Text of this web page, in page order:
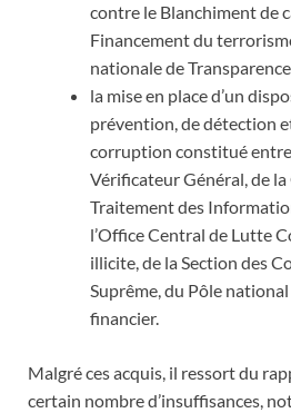
contre le Blanchiment de
Financement du
nationale de
la mise en place d’un
prévention, de détection
corruption constitué
Vérificateur Général, de
Traitement des
l’Office Central de Lutte
illicite, de la Section des
Suprême, du Pôle
financier.
Malgré ces acquis, il ressort du
certain nombre d’insuffisances,